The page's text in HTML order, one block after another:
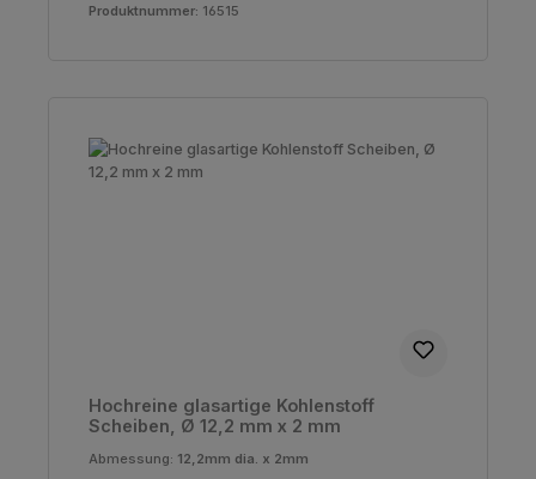
Produktnummer: 16515
Hochreine glasartige Kohlenstoff
Scheiben, Ø 12,2 mm x 2 mm
Abmessung: 12,2mm dia. x 2mm